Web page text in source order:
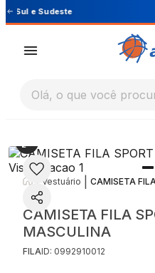
Cupom
Olá, o que você
Vestuário CAMISETA
CAMISETA FILA
MASCULINA
FILAID: 0992910012